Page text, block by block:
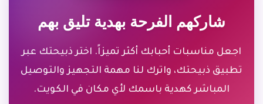
شاركهم الفرحة بهدية تليق بهم
اجعل مناسبات أحبابك أكثر تميزاً. اختر ذبيحتك عبر
تطبيق ذبيحتك، واترك لنا مهمة التجهيز والتوصيل
المباشر كهدية باسمك لأي مكان في الكويت.